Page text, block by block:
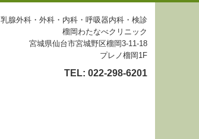
乳腺外科・外科・内科・呼吸器内科・検診
榴岡わたなべクリニック
宮城県仙台市宮城野区榴岡3-11-18
プレノ榴岡1F
TEL: 022-298-6201